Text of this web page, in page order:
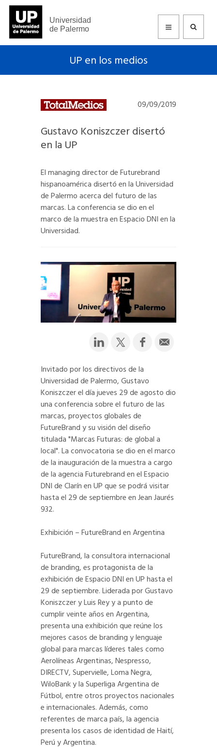
Universidad
de Palermo
UP en los medios
09/09/2019
Gustavo Koniszczer disertó
en la UP
El managing director de Futurebrand
hispanoamérica disertó en la Universidad
de Palermo acerca del futuro de las
marcas. La conferencia se dio en el
marco de la muestra en Espacio DNI en la
Universidad.
Invitado por los directivos de la
Universidad de Palermo, Gustavo
Koniszczer el día jueves 29 de agosto dio
una conferencia sobre el futuro de las
marcas, proyectos globales de
FutureBrand y su visión del diseño
titulada "Marcas Futuras: de global a
local". La convocatoria se dio en el marco
de la inauguración de la muestra a cargo
de la agencia Futurebrand en el Espacio
DNI de Clarín en UP que se podrá visitar
hasta el 29 de septiembre en Jean Jaurés
932.
Exhibición – FutureBrand en Argentina
FutureBrand, la consultora internacional
de branding, es protagonista de la
exhibición de Espacio DNI en UP hasta el
29 de septiembre. Liderada por Gustavo
Koniszczer y Luis Rey y a punto de
cumplir veinte años en Argentina,
presenta una exhibición que reúne los
mejores casos de branding y lenguaje
global para marcas líderes tales como
Aerolíneas Argentinas, Nespresso,
DIRECTV, Supervielle, Loma Negra,
WiloBank y la Superliga Argentina de
Fútbol, entre otros proyectos nacionales
e internacionales. Además, como
referentes de marca país, la agencia
presenta los casos de identidad de Haití,
Perú y Argentina.